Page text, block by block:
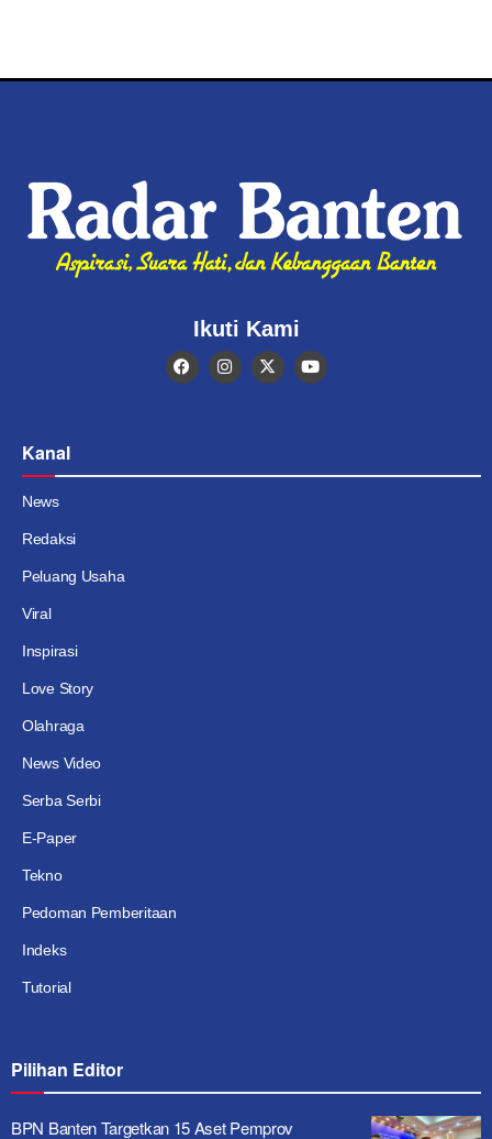
Ikuti Kami
Kanal
News
Redaksi
Peluang Usaha
Viral
Inspirasi
Love Story
Olahraga
News Video
Serba Serbi
E-Paper
Tekno
Pedoman Pemberitaan
Indeks
Tutorial
Pilihan Editor
BPN Banten Targetkan 15 Aset Pemprov